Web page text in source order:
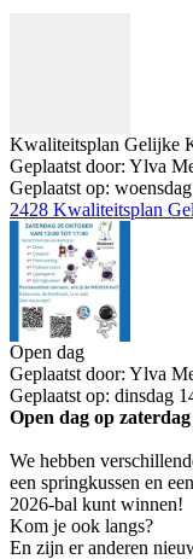
Kwaliteitsplan Gelijke
Geplaatst door: Ylva
Geplaatst op:
2428 Kwaliteitsplan
Open dag
Geplaatst door: Ylva
Geplaatst op: dinsdag
Open dag op
We hebben
een springkussen en
2026-bal kunt winnen!
Kom je ook langs?
En zijn er anderen